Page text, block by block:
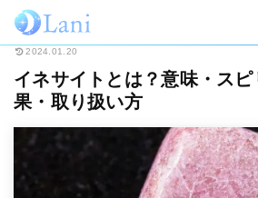
ホーム スピリチュアル
2024.01.20
イネサイトとは？意味・ス
果・取り扱い方